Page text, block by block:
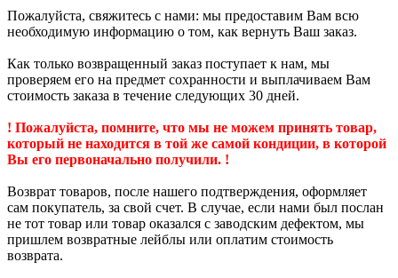
Пожалуйста, свяжитесь с нами: мы предоставим Вам всю
необходимую информацию о том, как вернуть Ваш заказ.
Как только возвращенный заказ поступает к нам, мы
проверяем его на предмет сохранности и выплачиваем Вам
стоимость заказа в течение следующих 30 дней.
! Пожалуйста, помните, что мы не можем принять товар,
который не находится в той же самой кондиции, в которой
Вы его первоначально получили. !
Возврат товаров, после нашего подтверждения, оформляет
сам покупатель, за свой счет. В случае, если нами был послан
не тот товар или товар оказался с заводским дефектом, мы
пришлем возвратные лейблы или оплатим стоимость
возврата.